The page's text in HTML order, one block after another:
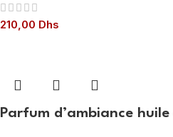
210,00 Dhs
Parfum d’ambiance